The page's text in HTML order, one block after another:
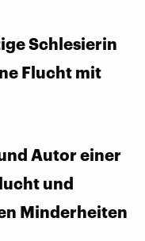
Schlesierin
Flucht mit
Autor einer
und
Minderheiten